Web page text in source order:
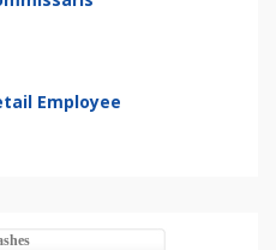
Employee